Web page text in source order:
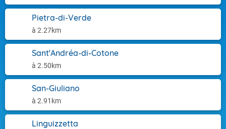
Pietra-di-Verde
à 2.27km
Sant'Andréa-di-Cotone
à 2.50km
San-Giuliano
à 2.91km
Linguizzetta